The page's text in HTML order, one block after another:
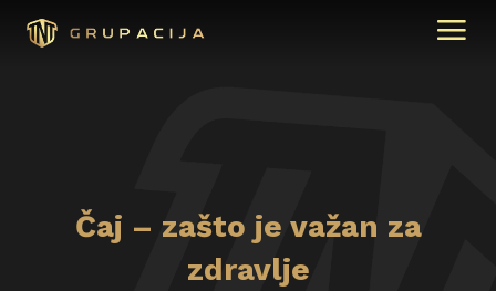
Čaj – zašto je važan za
zdravlje